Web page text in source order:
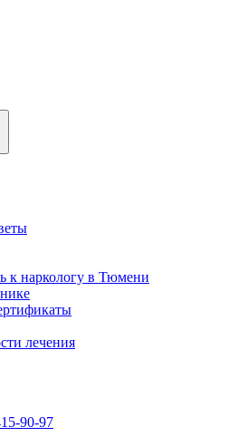
к наркологу в Тюмени
лечения
90-97